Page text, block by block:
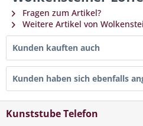
Fragen zum Artikel?
Weitere Artikel von
Kunden kauften auch
Kunden haben sich ebenfalls
Kunststube Telefon